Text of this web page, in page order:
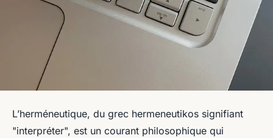
L’herméneutique, du grec hermeneutikos signifiant
"interpréter", est un courant philosophique qui